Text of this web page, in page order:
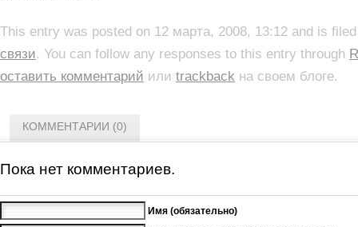
This entry was posted on 12 марта, 2008, 13:12 and is
связи. You can follow any responses to this entry through
оставить комментарий или trackback на своем блоге.
КОММЕНТАРИИ (0)
Пока нет комментариев.
Имя (обязательно)